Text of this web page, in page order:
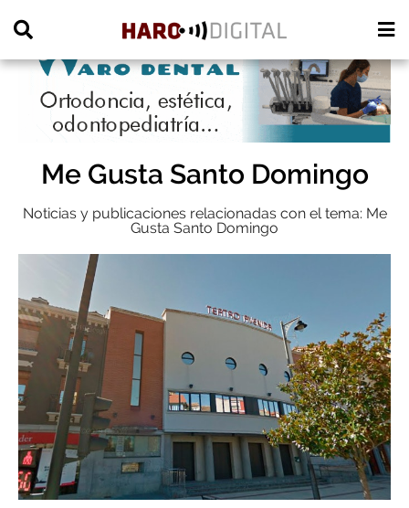
Me Gusta Santo Domingo
Noticias y publicaciones relacionadas con el tema: Me
Gusta Santo Domingo